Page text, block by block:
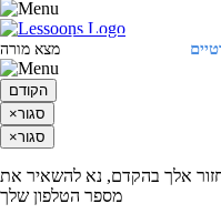
מצא מורה
הקודם
×סגור
×סגור
אלך בהקדם, נא להשאיר את
מספר הטלפון שלך